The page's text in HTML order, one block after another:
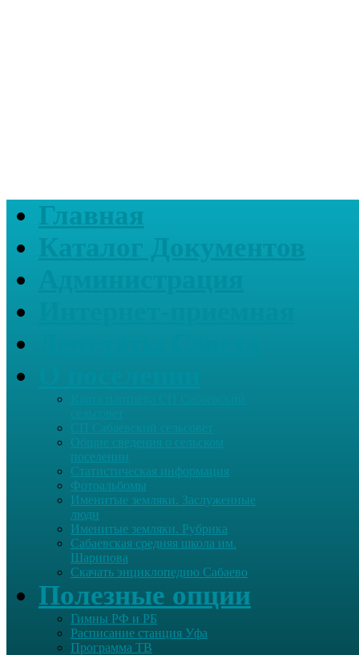
Главная
Общие сведения о сельском
поселении
Статистическая информация
Фотоальбомы
Именитые земляки. Заслуженные
люди
Именитые земляки. Рубрика
Сабаевская средняя школа им.
Шарипова
Скачать энциклопедию Сабаево
Полезные опции
Гимны РФ и РБ
Расписание станция Уфа
Программа ТВ